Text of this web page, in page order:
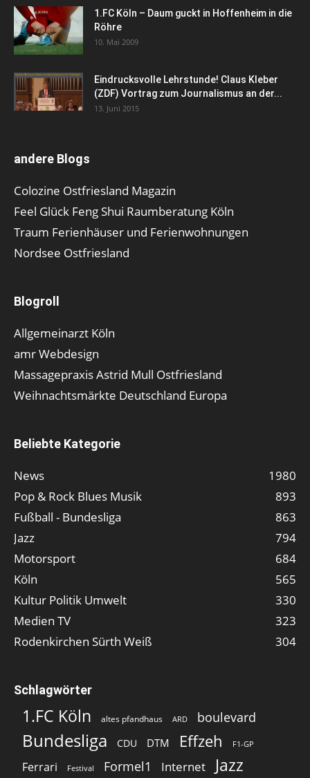
1.FC Köln – Daum guckt in Hoffenheim in die
Röhre
10. Mai 2009
Eindrucksvolle Lehrstunde! Claus Kleber
(ZDF) Vortrag zum Journalismus an der...
13. Juni 2015
andere Blogs
Colozine Ostfriesland Magazin
Feel Glück Feng Shui Raumberatung Köln
Traum Ferienhäuser und Ferienwohnungen
Nordsee Ostfriesland
Blogroll
Allgemeinarzt Köln
amr Webdesign
Massagepraxis Astrid Mull Ostfriesland
Weihnachtsmärkte Deutschland Europa
Beliebte Kategorie
News
1980
Pop & Rock Blues Musik
893
Fußball - Bundesliga
863
Jazz
794
Motorsport
684
Köln
565
Kultur Politik Umwelt
330
Medien TV
323
Rodenkirchen Sürth Weiß
304
Schlagwörter
1.FC Köln altes pfandhaus ARD boulevard
Bundesliga CDU DTM Effzeh F1-GP
Ferrari Festival Formel1 Internet Jazz